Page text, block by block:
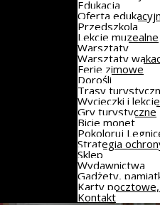
Edukacja
Oferta
Przedszkola
Lekcje muzealne
Warsztaty
Warsztaty
Ferie zimowe
Dorośli
Trasy
Wycieczki i
Gry turystyczne
Bicie monet
Pokoloruj
Strategia
Sklep
Wydawnictwa
Gadżety,
Karty
Kontakt